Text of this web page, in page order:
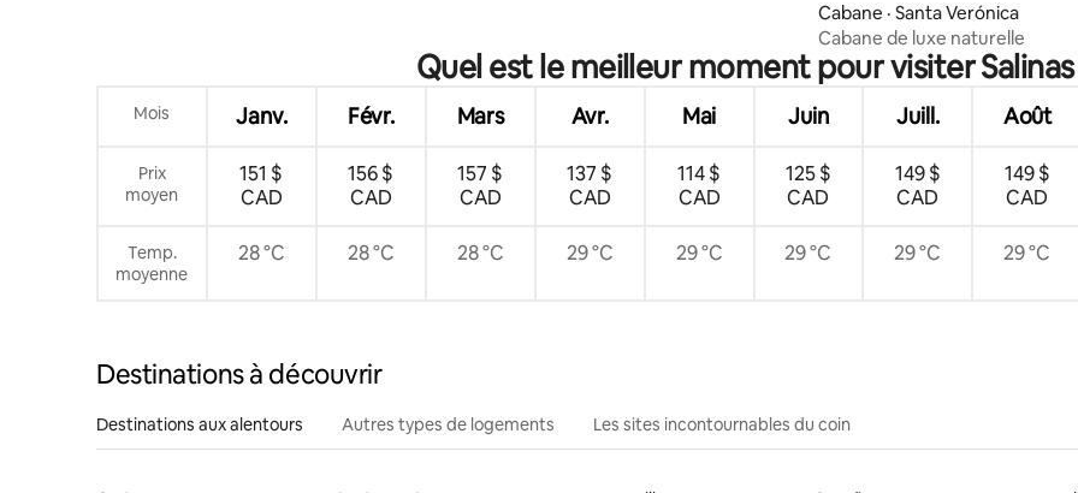
Cabane · Santa Verónica
Cabane de luxe naturelle
Quel est le meilleur moment pour visiter Salinas
Mois Janv. Févr. Mars Avr. Mai Juin Juill. Août
Prix
moyen
151 $
CAD
156 $
CAD
157 $
CAD
137 $
CAD
114 $
CAD
125 $
CAD
149 $
CAD
149 $
CAD
Temp.
moyenne
28 °C 28 °C 28 °C 29 °C 29 °C 29 °C 29 °C 29 °C
Destinations à découvrir
Destinations aux alentours Autres types de logements Les sites incontournables du coin